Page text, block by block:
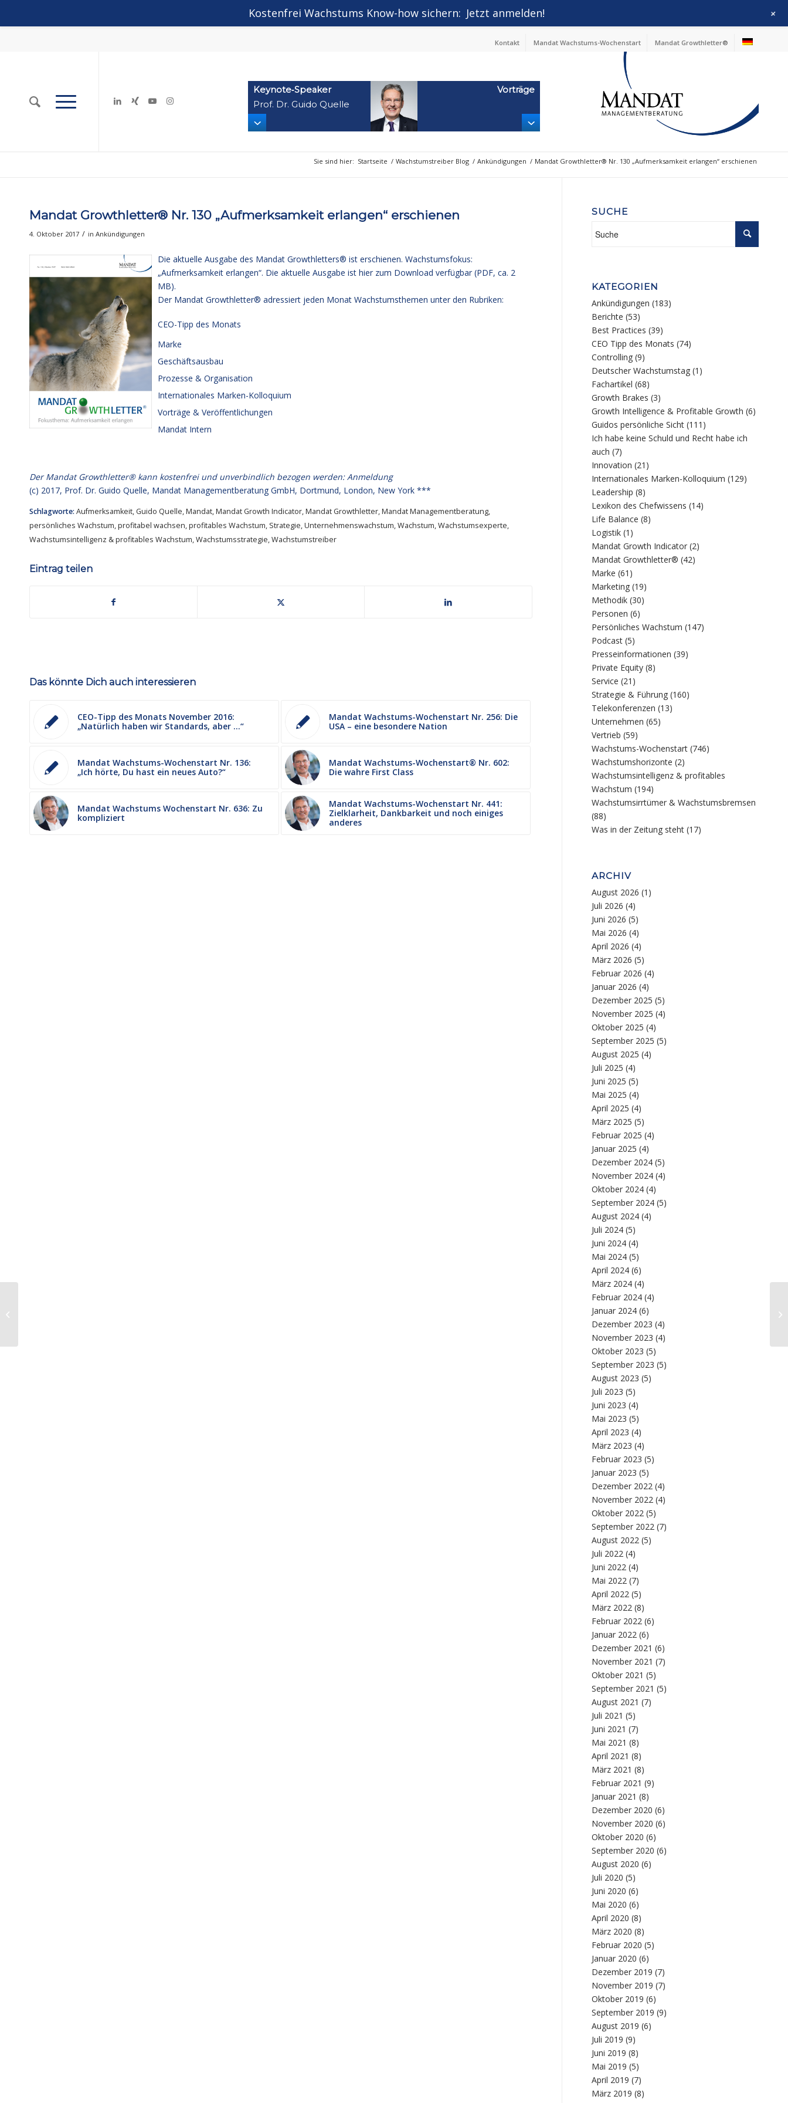
Kontakt Mandat Wachstums-Wochenstart Mandat Growthletter®
Keynote‑Speaker
Prof. Dr. Guido Quelle
Vorträge
Sie sind hier: Startseite / Wachstumstreiber Blog / Ankündigungen / Mandat Growthletter® Nr. 130 „Aufmerksamkeit erlangen“ erschienen
Mandat Growthletter® Nr. 130 „Aufmerksamkeit erlangen“ erschienen
4. Oktober 2017 / in Ankündigungen
Die aktuelle Ausgabe des Mandat Growthletters® ist erschienen. Wachstumsfokus:
„Aufmerksamkeit erlangen“. Die aktuelle Ausgabe ist hier zum Download verfügbar (PDF, ca. 2
MB).
Der Mandat Growthletter® adressiert jeden Monat Wachstumsthemen unter den Rubriken:
CEO-Tipp des Monats
Marke
Geschäftsausbau
Prozesse & Organisation
Internationales Marken-Kolloquium
Vorträge & Veröffentlichungen
Mandat Intern
Der Mandat Growthletter® kann kostenfrei und unverbindlich bezogen werden:Anmeldung
(c) 2017, Prof. Dr. Guido Quelle, Mandat Managementberatung GmbH, Dortmund, London, New York ***
Schlagworte: Aufmerksamkeit, Guido Quelle,Mandat,Mandat Growth Indicator,Mandat Growthletter,Mandat Managementberatung,
persönliches Wachstum,profitabel wachsen,profitables Wachstum, Strategie,Unternehmenswachstum,Wachstum,Wachstumsexperte,
Wachstumsintelligenz & profitables Wachstum,Wachstumsstrategie,Wachstumstreiber
Eintrag teilen
Das könnte Dich auch interessieren
CEO-Tipp des Monats November 2016:
„Natürlich haben wir Standards, aber …“
Mandat Wachstums-Wochenstart Nr. 256: Die
USA – eine besondere Nation
Mandat Wachstums-Wochenstart Nr. 136:
„Ich hörte, Du hast ein neues Auto?“
Mandat Wachstums-Wochenstart® Nr. 602:
Die wahre First Class
Mandat Wachstums Wochenstart Nr. 636: Zu
kompliziert
Mandat Wachstums-Wochenstart Nr. 441:
Zielklarheit, Dankbarkeit und noch einiges
anderes
SUCHE
KATEGORIEN
Ankündigungen (183)
Berichte (53)
Best Practices (39)
CEO Tipp des Monats (74)
Controlling (9)
Deutscher Wachstumstag (1)
Fachartikel (68)
Growth Brakes (3)
Growth Intelligence & Profitable Growth (6)
Guidos persönliche Sicht (111)
Ich habe keine Schuld und Recht habe ich
auch (7)
Innovation (21)
Internationales Marken-Kolloquium (129)
Leadership (8)
Lexikon des Chefwissens (14)
Life Balance (8)
Logistik (1)
Mandat Growth Indicator (2)
Mandat Growthletter® (42)
Marke (61)
Marketing (19)
Methodik (30)
Personen (6)
Persönliches Wachstum (147)
Podcast (5)
Presseinformationen (39)
Private Equity (8)
Service (21)
Strategie & Führung (160)
Telekonferenzen (13)
Unternehmen (65)
Vertrieb (59)
Wachstums-Wochenstart (746)
Wachstumshorizonte (2)
Wachstumsintelligenz & profitables
Wachstum (194)
Wachstumsirrtümer & Wachstumsbremsen
(88)
Was in der Zeitung steht (17)
ARCHIV
August 2026 (1)
Juli 2026 (4)
Juni 2026 (5)
Mai 2026 (4)
April 2026 (4)
März 2026 (5)
Februar 2026 (4)
Januar 2026 (4)
Dezember 2025 (5)
November 2025 (4)
Oktober 2025 (4)
September 2025 (5)
August 2025 (4)
Juli 2025 (4)
Juni 2025 (5)
Mai 2025 (4)
April 2025 (4)
März 2025 (5)
Februar 2025 (4)
Januar 2025 (4)
Dezember 2024 (5)
November 2024 (4)
Oktober 2024 (4)
September 2024 (5)
August 2024 (4)
Juli 2024 (5)
Juni 2024 (4)
Mai 2024 (5)
April 2024 (6)
März 2024 (4)
Februar 2024 (4)
Januar 2024 (6)
Dezember 2023 (4)
November 2023 (4)
Oktober 2023 (5)
September 2023 (5)
August 2023 (5)
Juli 2023 (5)
Juni 2023 (4)
Mai 2023 (5)
April 2023 (4)
März 2023 (4)
Februar 2023 (5)
Januar 2023 (5)
Dezember 2022 (4)
November 2022 (4)
Oktober 2022 (5)
September 2022 (7)
August 2022 (5)
Juli 2022 (4)
Juni 2022 (4)
Mai 2022 (7)
April 2022 (5)
März 2022 (8)
Februar 2022 (6)
Januar 2022 (6)
Dezember 2021 (6)
November 2021 (7)
Oktober 2021 (5)
September 2021 (5)
August 2021 (7)
Juli 2021 (5)
Juni 2021 (7)
Mai 2021 (8)
April 2021 (8)
März 2021 (8)
Februar 2021 (9)
Januar 2021 (8)
Dezember 2020 (6)
November 2020 (6)
Oktober 2020 (6)
September 2020 (6)
August 2020 (6)
Juli 2020 (5)
Juni 2020 (6)
Mai 2020 (6)
April 2020 (8)
März 2020 (8)
Februar 2020 (5)
Januar 2020 (6)
Dezember 2019 (7)
November 2019 (7)
Oktober 2019 (6)
September 2019 (9)
August 2019 (6)
Juli 2019 (9)
Juni 2019 (8)
Mai 2019 (5)
April 2019 (7)
März 2019 (8)
Kostenfrei Wachstums Know-how sichern: Jetzt anmelden! +